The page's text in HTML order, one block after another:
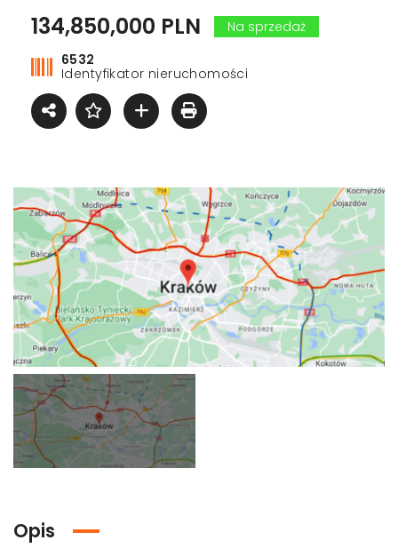
134,850,000 PLN
Na sprzedaż
6532
Identyfikator nieruchomości
Opis
Grunt pod biurowiec, akademik, hotel, Warszawa
PLN
Grunt pod budowę, blisko metra, Warszawa
4,000,000 PLN
elementu